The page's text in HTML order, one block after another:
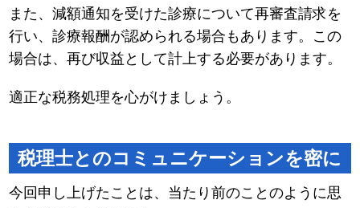
また、減額通知を受けた診療について再審査請求を
行い、診療報酬が認められる場合もあります。この
場合は、再び収益として計上する必要があります。
適正な税務処理を心がけましょう。
税理士とのコミュニケーションを密に
今回申し上げたことは、当たり前のことのように思